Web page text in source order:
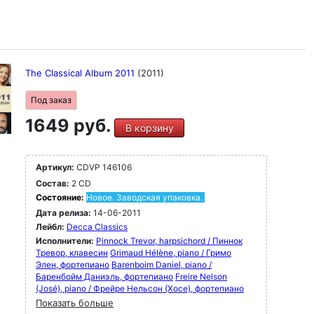
The Classical Album 2011 (2011)
Под заказ
1649 руб. В корзину
Артикул: CDVP 146106
Состав: 2 CD
Состояние: Новое. Заводская упаковка.
Дата релиза: 14-06-2011
Лейбл: Decca Classics
Исполнители: Pinnock Trevor, harpsichord / Пиннок
Тревор, клавесин Grimaud Hélène, piano / Гримо
Элен, фортепиано Barenboim Daniel, piano /
Баренбойм Даниэль, фортепиано Freire Nelson
(José), piano / Фрейре Нельсон (Хосе), фортепиано
Показать больше